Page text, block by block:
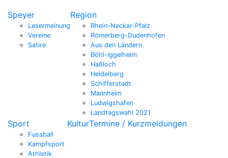
Speyer
Lesermeinung
Vereine
Satire
Region
Rhein-Neckar-Pfalz
Römerberg-Dudenhofen
Aus den Ländern
Böhl-Iggelheim
Haßloch
Heidelberg
Schifferstadt
Mannheim
Ludwigshafen
Landtagswahl 2021
Sport
Fussball
Kampfsport
Athletik
KulturTermine / Kurzmeldungen